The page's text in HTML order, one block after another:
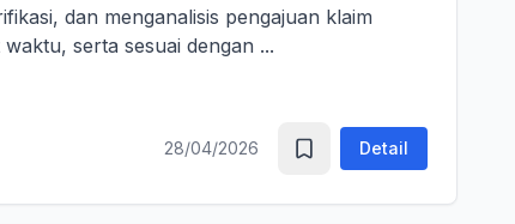
dan menganalisis pengajuan klaim
serta sesuai dengan ...
28/04/2026 Detail